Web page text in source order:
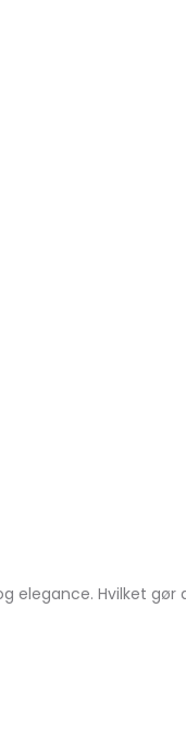
elegance. Hvilket